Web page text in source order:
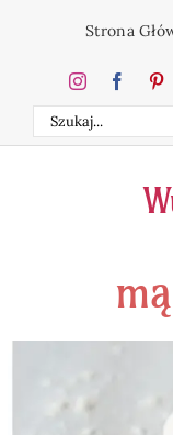
zawartości
Strona
Szukaj